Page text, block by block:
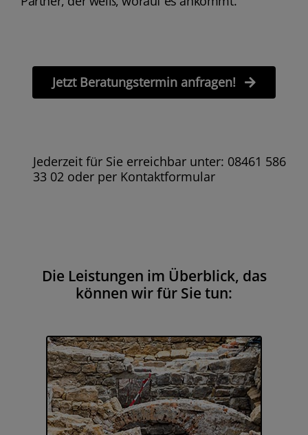
Jetzt Beratungstermin anfragen!
Jederzeit für Sie erreichbar unter: 08461 586
33 02 oder per Kontaktformular
Die Leistungen im Überblick, das
können wir für Sie tun: